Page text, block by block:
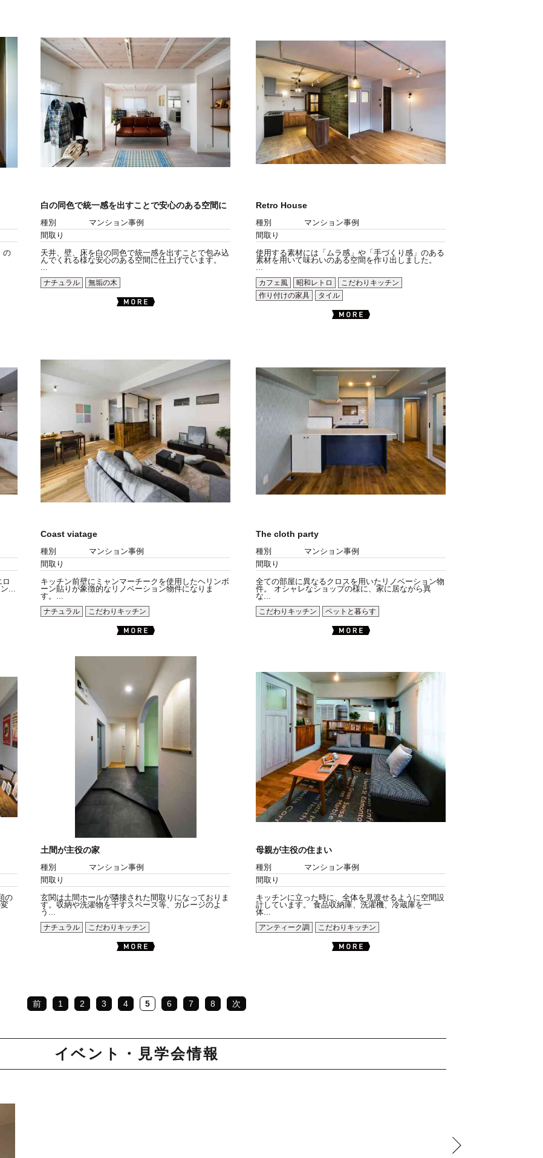
の
白の同色で統一感を出すことで安心のある空間に
種別
マンション事例
間取り
天井、壁、床を白の同色で統一感を出すことで包み込
んでくれる様な安心のある空間に仕上げています。
...
ナチュラル
無垢の木
Retro House
種別
マンション事例
間取り
使用する素材には「ムラ感」や「手づくり感」のある
素材を用いて味わいのある空間を作り出しました。
...
カフェ風
昭和レトロ
こだわりキッチン
作り付けの家具
タイル
ロ
...
Coast viatage
種別
マンション事例
間取り
キッチン前壁にミャンマーチークを使用したヘリンボ
ーン貼りが象徴的なリノベーション物件になりま
す。...
ナチュラル
こだわりキッチン
The cloth party
種別
マンション事例
間取り
全ての部屋に異なるクロスを用いたリノベーション物
件。 オシャレなショップの様に、家に居ながら異
な...
こだわりキッチン
ペットと暮らす
の
土間が主役の家
種別
マンション事例
間取り
玄関は土間ホールが隣接された間取りになっておりま
す。収納や洗濯物を干すスペース等、ガレージのよ
う...
ナチュラル
こだわりキッチン
母親が主役の住まい
種別
マンション事例
間取り
キッチンに立った時に、全体を見渡せるように空間設
計しています。 食品収納庫、洗濯機、冷蔵庫を一
体...
アンティーク調
こだわりキッチン
前 1 2 3 4 5 6 7 8 次
イベント・見学会情報